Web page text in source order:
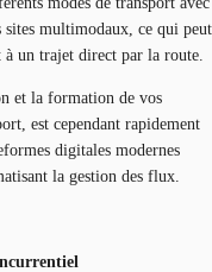
sites multimodaux, ce qui peut
un trajet direct par la route.
et la formation de vos
est cependant rapidement
digitales modernes
la gestion des flux.